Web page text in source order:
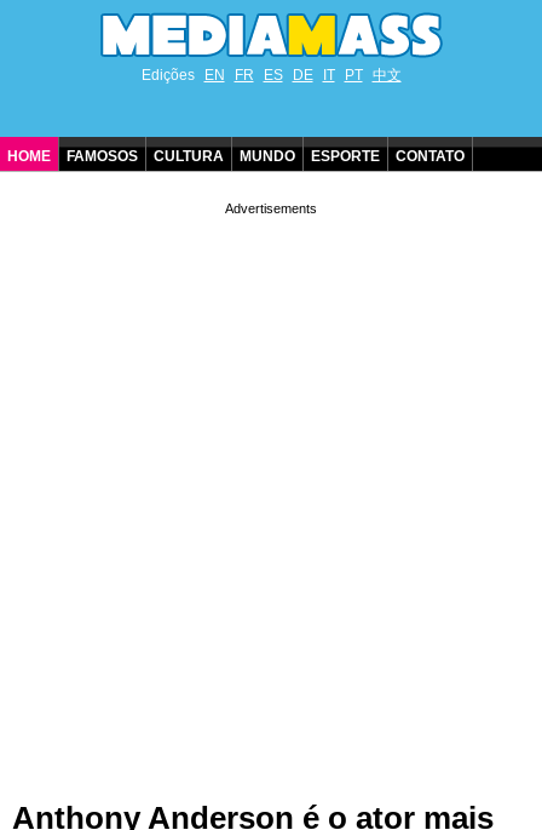
Edições EN FR ES DE IT PT 中文
HOME FAMOSOS CULTURA MUNDO ESPORTE CONTATO
Anthony Anderson é o ator mais